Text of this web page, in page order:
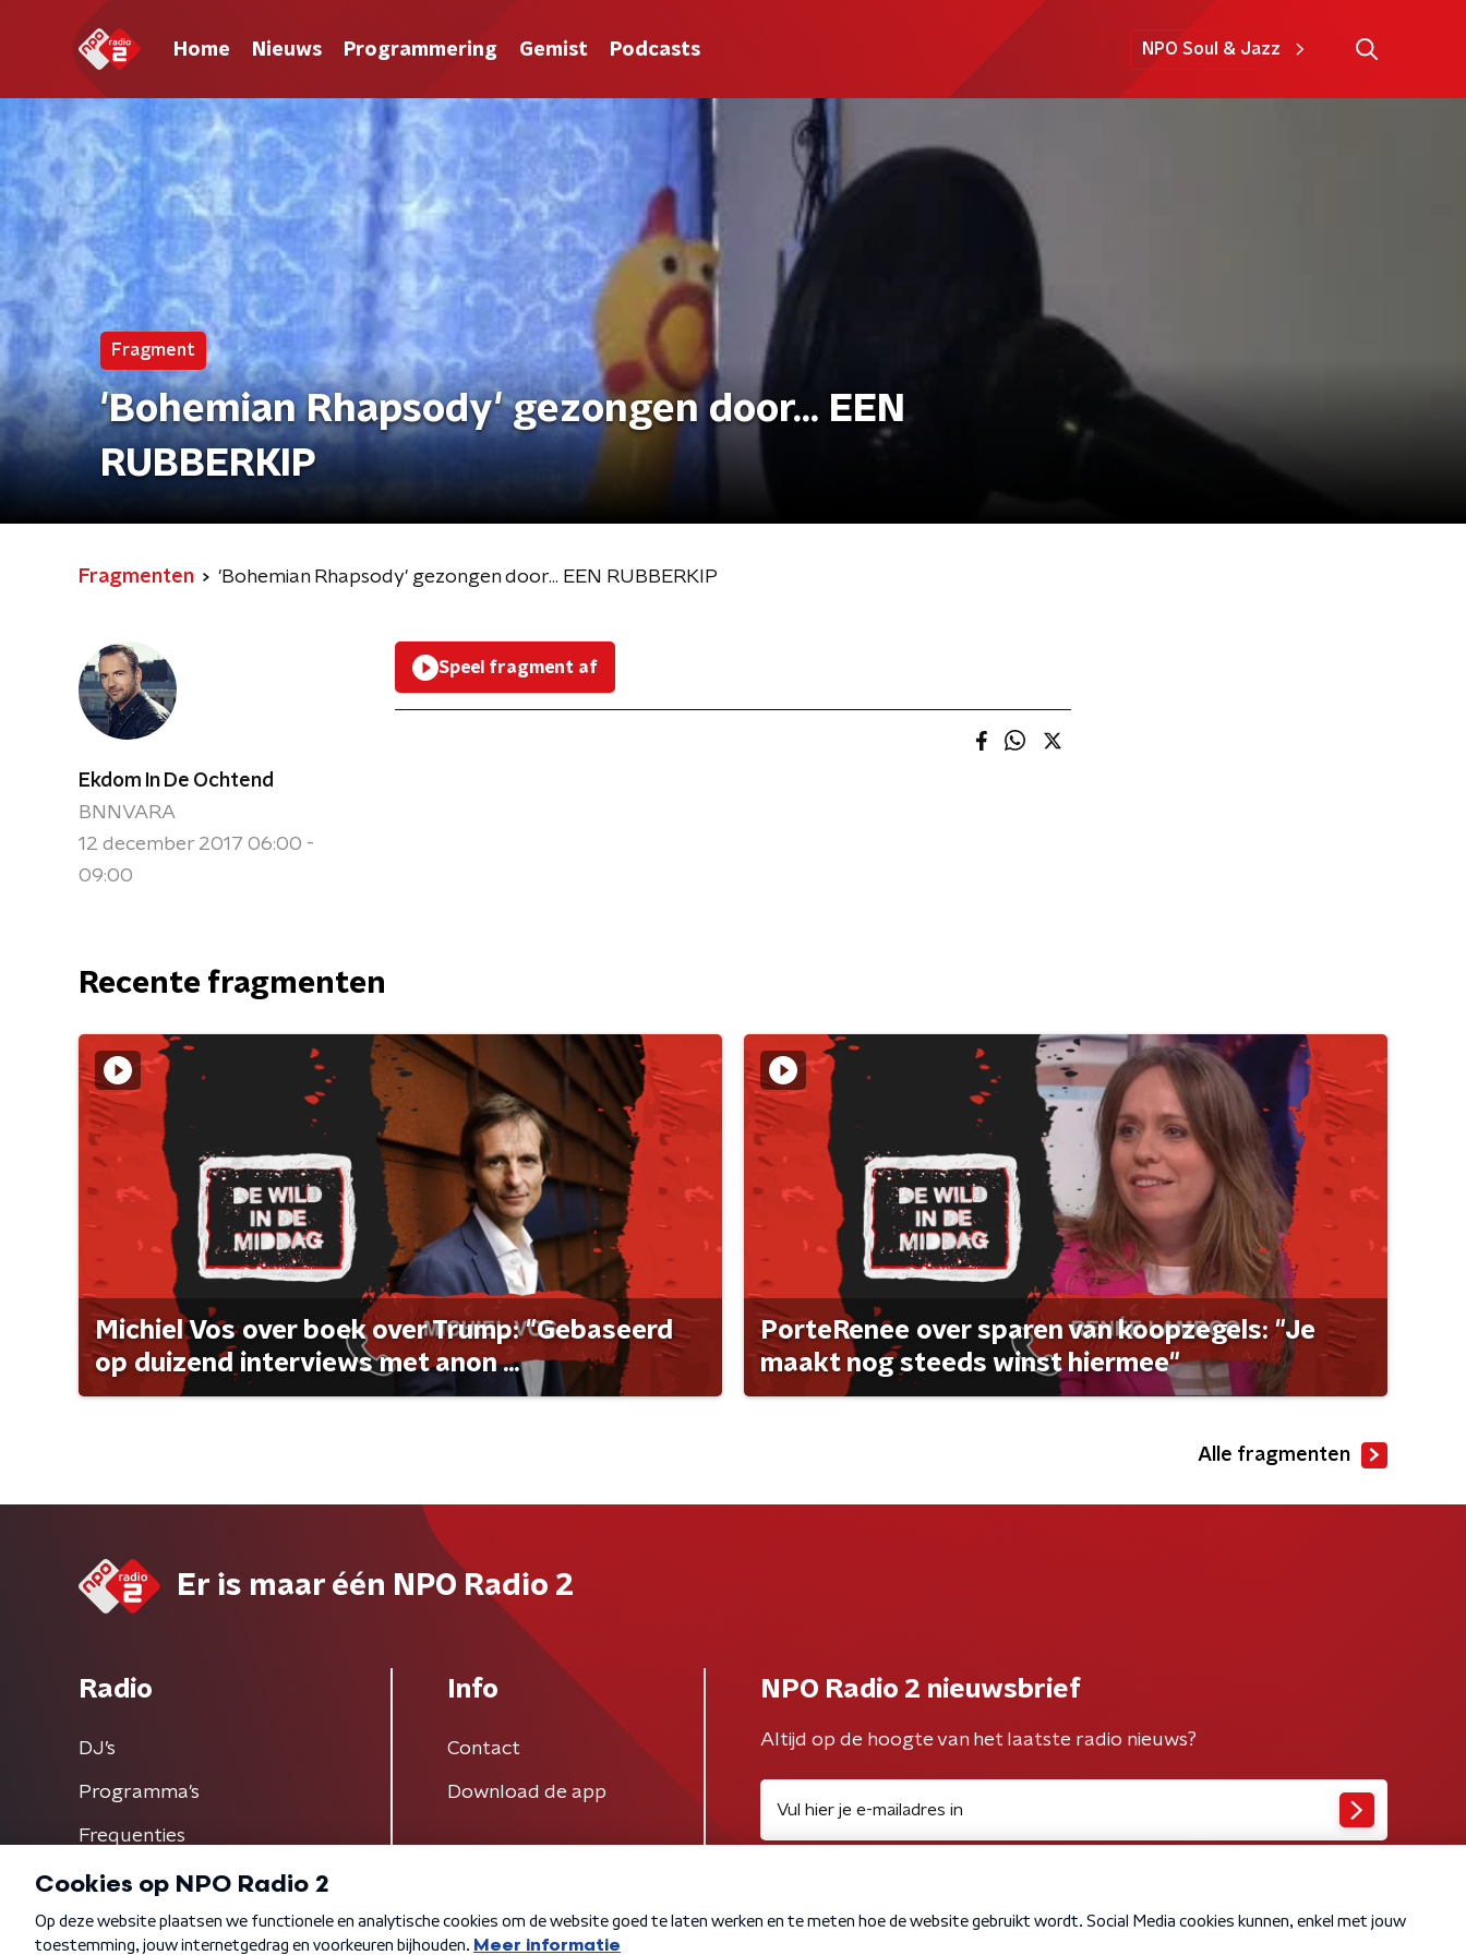
Home Nieuws Programmering Gemist Podcasts NPO Soul & Jazz
Fragment
'Bohemian Rhapsody' gezongen door... EEN
RUBBERKIP
Fragmenten 'Bohemian Rhapsody' gezongen door... EEN RUBBERKIP
Ekdom In De Ochtend
BNNVARA
12 december 2017 06:00 -
09:00
Speel fragment af
Recente fragmenten
Michiel Vos over boek over Trump: "Gebaseerd
op duizend interviews met anon ...
PorteRenee over sparen van koopzegels: "Je
maakt nog steeds winst hiermee"
Alle fragmenten
Er is maar één NPO Radio 2
Radio
DJ’s
Programma's
Frequenties
Info
Contact
Download de app
NPO Radio 2 nieuwsbrief
Altijd op de hoogte van het laatste radio nieuws?